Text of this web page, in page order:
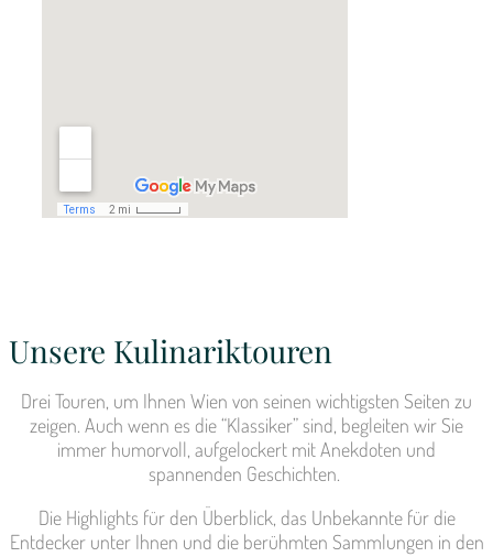
Unsere Kulinariktouren​
Drei Touren, um Ihnen Wien von seinen wichtigsten Seiten zu
zeigen. Auch wenn es die “Klassiker” sind, begleiten wir Sie
immer humorvoll, aufgelockert mit Anekdoten und
spannenden Geschichten.
Die Highlights für den Überblick, das Unbekannte für die
Entdecker unter Ihnen und die berühmten Sammlungen in den